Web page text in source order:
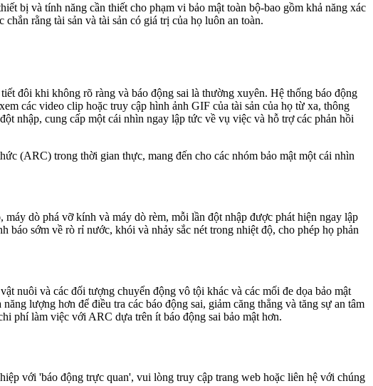
bị và tính năng cần thiết cho phạm vi bảo mật toàn bộ-bao gồm khả năng xác
rằng tài sản và tài sản có giá trị của họ luôn an toàn.
đôi khi không rõ ràng và báo động sai là thường xuyên. Hệ thống báo động
các video clip hoặc truy cập hình ảnh GIF của tài sản của họ từ xa, thông
nhập, cung cấp một cái nhìn ngay lập tức về vụ việc và hỗ trợ các phản hồi
(ARC) trong thời gian thực, mang đến cho các nhóm bảo mật một cái nhìn
dò phá vỡ kính và máy dò rèm, mỗi lần đột nhập được phát hiện ngay lập
báo sớm về rò rỉ nước, khói và nhảy sắc nét trong nhiệt độ, cho phép họ phản
nuôi và các đối tượng chuyển động vô tội khác và các mối đe dọa bảo mật
lượng hơn để điều tra các báo động sai, giảm căng thẳng và tăng sự an tâm
phí làm việc với ARC dựa trên ít báo động sai bảo mật hơn.
với 'báo động trực quan', vui lòng truy cập trang web hoặc liên hệ với chúng